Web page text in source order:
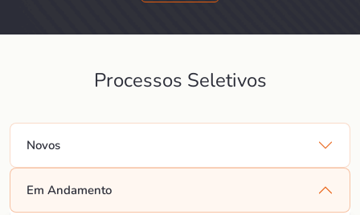
Processos Seletivos
Novos
Em Andamento